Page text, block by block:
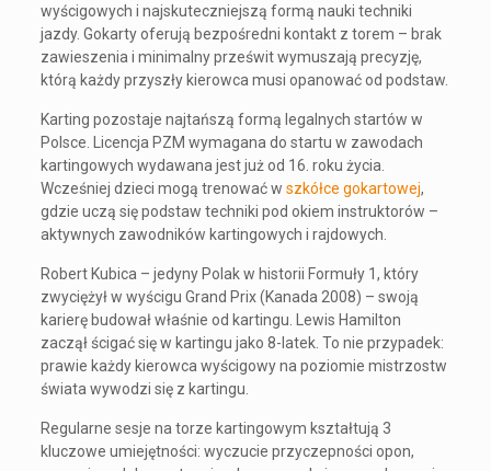
wyścigowych i najskuteczniejszą formą nauki techniki
jazdy. Gokarty oferują bezpośredni kontakt z torem – brak
zawieszenia i minimalny prześwit wymuszają precyzję,
którą każdy przyszły kierowca musi opanować od podstaw.
Karting pozostaje najtańszą formą legalnych startów w
Polsce. Licencja PZM wymagana do startu w zawodach
kartingowych wydawana jest już od 16. roku życia.
Wcześniej dzieci mogą trenować w szkółce gokartowej,
gdzie uczą się podstaw techniki pod okiem instruktorów –
aktywnych zawodników kartingowych i rajdowych.
Robert Kubica – jedyny Polak w historii Formuły 1, który
zwyciężył w wyścigu Grand Prix (Kanada 2008) – swoją
karierę budował właśnie od kartingu. Lewis Hamilton
zaczął ścigać się w kartingu jako 8-latek. To nie przypadek:
prawie każdy kierowca wyścigowy na poziomie mistrzostw
świata wywodzi się z kartingu.
Regularne sesje na torze kartingowym kształtują 3
kluczowe umiejętności: wyczucie przyczepności opon,